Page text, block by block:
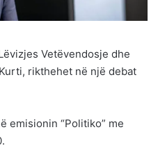
Vetëvendosje dhe
rikthehet në një debat
emisionin “Politiko” me